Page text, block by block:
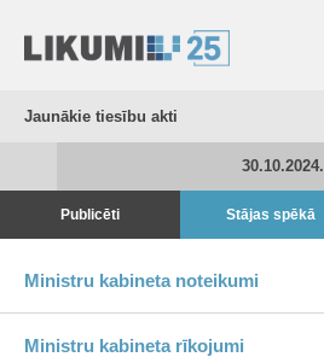
Jaunākie tiesību akti
30.10.2024.
Publicēti Stājas spēkā
Ministru kabineta noteikumi
Ministru kabineta rīkojumi